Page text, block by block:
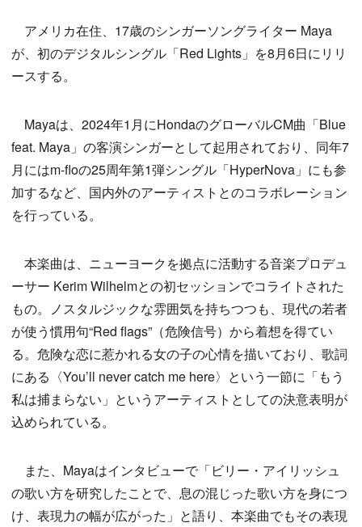
アメリカ在住、17歳のシンガーソングライター Maya
が、初のデジタルシングル「Red Lights」を8月6日にリリ
ースする。
Mayaは、2024年1月にHondaのグローバルCM曲「Blue
feat. Maya」の客演シンガーとして起用されており、同年7
月にはm-floの25周年第1弾シングル「HyperNova」にも参
加するなど、国内外のアーティストとのコラボレーション
を行っている。
本楽曲は、ニューヨークを拠点に活動する音楽プロデュ
ーサー Kerim Wilhelmとの初セッションでコライトされた
もの。ノスタルジックな雰囲気を持ちつつも、現代の若者
が使う慣用句“Red flags”（危険信号）から着想を得てい
る。危険な恋に惹かれる女の子の心情を描いており、歌詞
にある〈You’ll never catch me here〉という一節に「もう
私は捕まらない」というアーティストとしての決意表明が
込められている。
また、Mayaはインタビューで「ビリー・アイリッシュ
の歌い方を研究したことで、息の混じった歌い方を身につ
け、表現力の幅が広がった」と語り、本楽曲でもその表現